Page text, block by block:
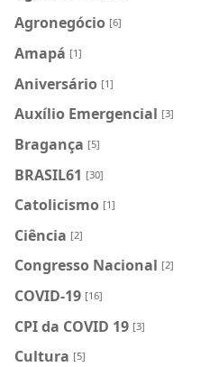
Agronegócio [6]
Amapá [1]
Aniversário [1]
Auxílio Emergencial [3]
Bragança [5]
BRASIL61 [30]
Catolicismo [1]
Ciência [2]
Congresso Nacional [2]
COVID-19 [16]
CPI da COVID 19 [3]
Cultura [5]